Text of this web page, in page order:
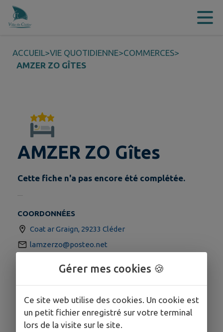
Contenu
ACCUEIL>VIE QUOTIDIENNE>COMMERCES>
AMZER ZO GÎTES
AMZER ZO Gîtes
Cette fiche n'a pas encore été complétée.
COORDONNÉES
Coat ar Graign, 29233 Cléder
lamzerzo@posteo.net
Gérer mes cookies 🍪
Ce site web utilise des cookies. Un cookie est
un petit fichier enregistré sur votre terminal
lors de la visite sur le site.